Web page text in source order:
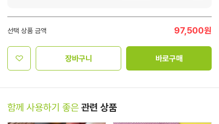
선택 상품 금액 97,500원
장바구니 바로구매
함께 사용하기 좋은 관련 상품